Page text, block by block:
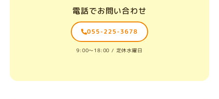
電話でお問い合わせ
055-225-3678
9:00〜18:00 / 定休水曜日